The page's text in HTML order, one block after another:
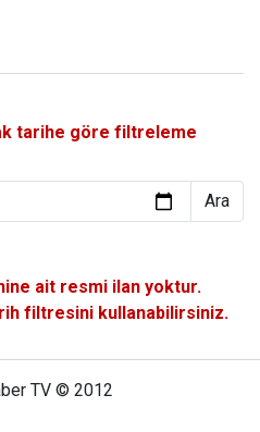
tarihe göre filtreleme
Ara
ait resmi ilan yoktur.
filtresini kullanabilirsiniz.
TV © 2012